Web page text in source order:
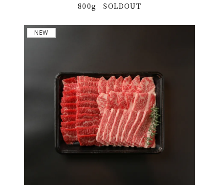
800g SOLDOUT
NEW